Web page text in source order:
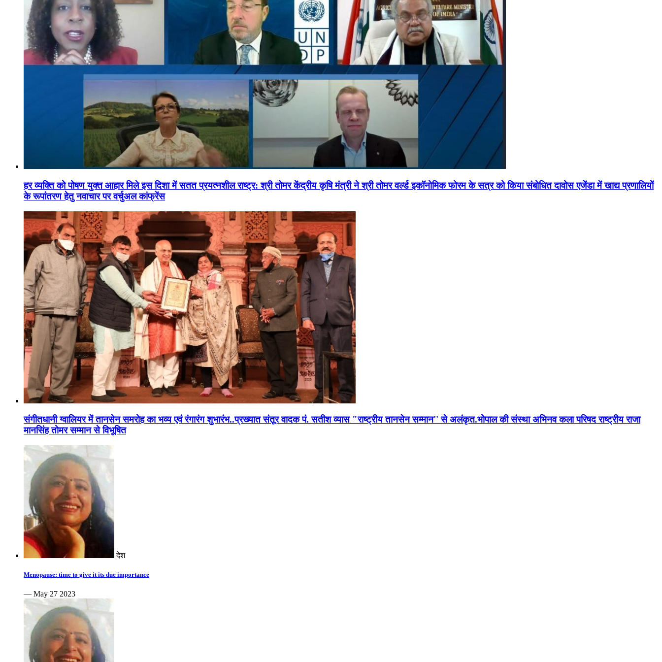
हर व्यक्ति को पोषण युक्त आहार मिले इस दिशा में सतत प्रयत्नशील राष्ट्र: श्री तोमर केंद्रीय कृषि मंत्री ने श्री तोमर वर्ल्ड इकॉनोमिक फोरम के सत्र को किया संबोधित दावोस एजेंडा में खाद्य प्रणालियों
के रूपांतरण हेतु नवाचार पर वर्चुअल कांफ्रेंस
संगीतधानी ग्वालियर में तानसेन समरोह का भव्य एवं रंगारंग शुभारंभ..प्रख्यात संतूर वादक पं. सतीश व्यास "राष्ट्रीय तानसेन सम्मान'' से अलंकृत.भोपाल की संस्था अभिनव कला परिषद राष्ट्रीय राजा
मानसिंह तोमर सम्मान से विभूषित
देश
Menopause: time to give it its due importance
— May 27 2023